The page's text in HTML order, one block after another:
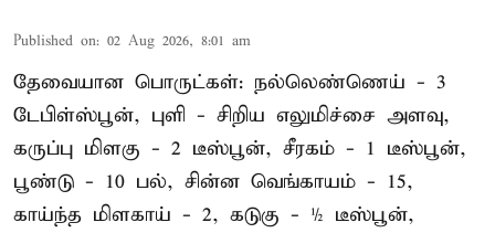
Published on: 02 Aug 2026, 8:01 am
தேவையான பொருட்கள்: நல்லெண்ணெய் - 3
டேபிள்ஸ்பூன், புளி - சிறிய எலுமிச்சை அளவு,
கருப்பு மிளகு - 2 டீஸ்பூன், சீரகம் - 1 டீஸ்பூன்,
பூண்டு - 10 பல், சின்ன வெங்காயம் - 15,
காய்ந்த மிளகாய் - 2, கடுகு - ½ டீஸ்பூன்,